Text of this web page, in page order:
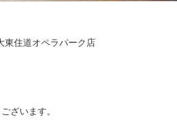
東住道オペラパーク店
ざいます。